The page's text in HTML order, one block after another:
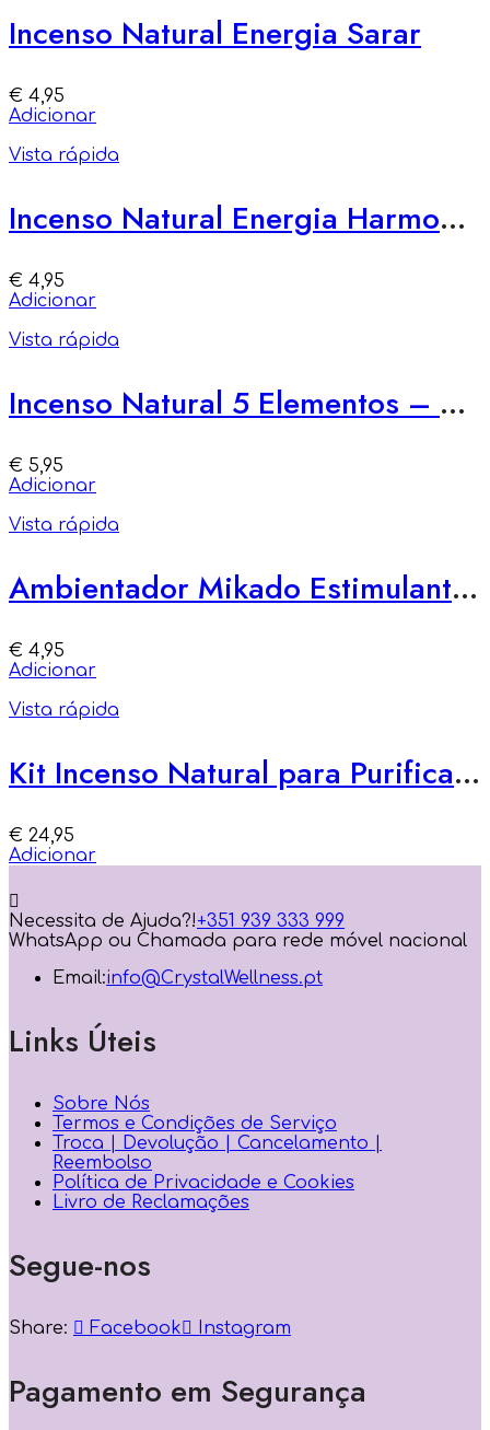
Incenso Natural Energia Sarar
€ 4,95
Adicionar
Vista rápida
Incenso Natural Energia Harmonizar
€ 4,95
Adicionar
Vista rápida
Incenso Natural 5 Elementos – Alegria do Ar
€ 5,95
Adicionar
Vista rápida
Ambientador Mikado Estimulante – Descontração e Equilibrio
€ 4,95
Adicionar
Vista rápida
Kit Incenso Natural para Purificação
€ 24,95
Adicionar
Necessita de Ajuda?!+351 939 333 999
WhatsApp ou Chamada para rede móvel nacional
Email:info@CrystalWellness.pt
Links Úteis
Sobre Nós
Termos e Condições de Serviço
Troca | Devolução | Cancelamento |
Reembolso
Política de Privacidade e Cookies
Livro de Reclamações
Segue-nos
Share: Facebook Instagram
Pagamento em Segurança